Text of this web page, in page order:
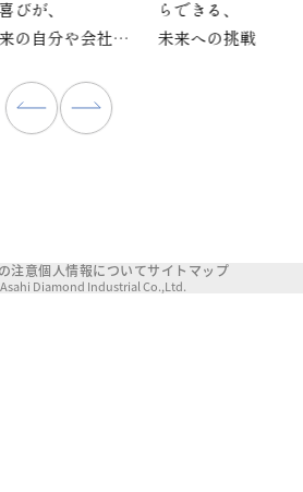
びが、
の自分や会社を
らできる、
未来への挑戦
注意個人情報についてサイトマップ
Diamond Industrial Co.,Ltd.